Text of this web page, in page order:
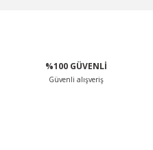
%100 GÜVENLİ
Güvenli alışveriş